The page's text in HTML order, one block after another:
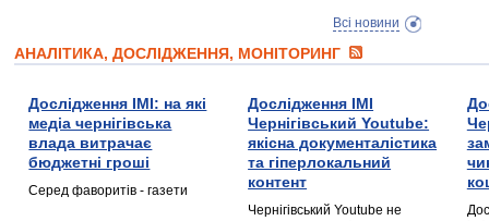
Всі новини
АНАЛІТИКА, ДОСЛІДЖЕННЯ, МОНІТОРИНГ
Дослідження ІМІ: на які
медіа чернігівська
влада витрачає
бюджетні гроші
Серед фаворитів - газети
Дослідження ІМІ
Чернігівський Youtube:
якісна документалістика
та гіперлокальний
контент
Чернігівський Youtube не